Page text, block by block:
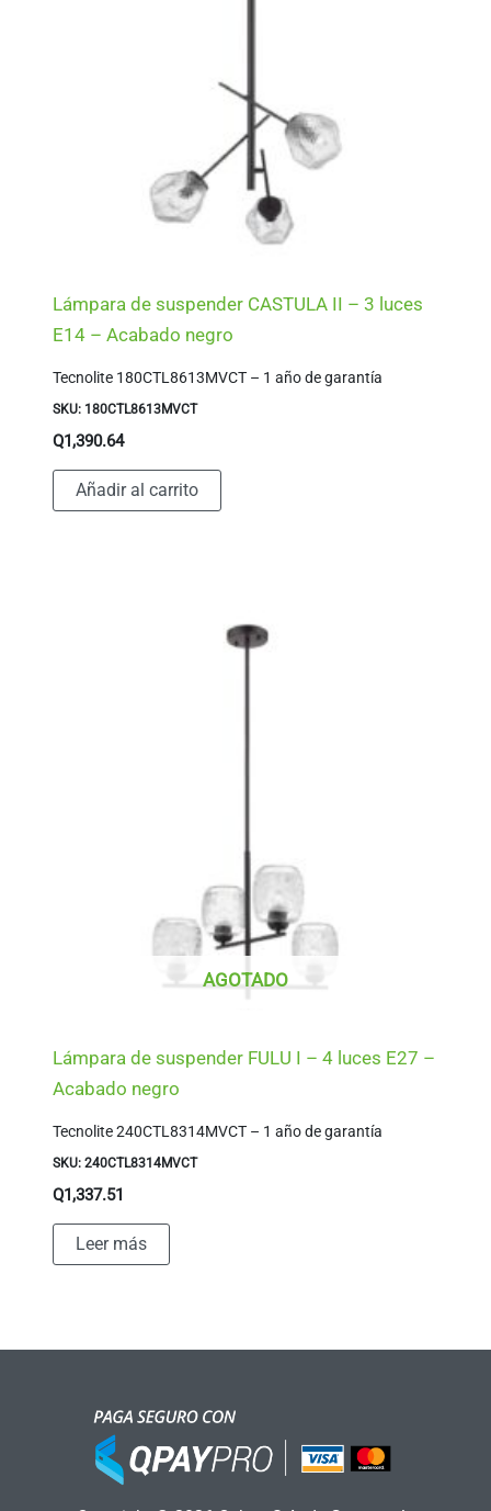
Lámpara de suspender CASTULA II – 3 luces
E14 – Acabado negro
Tecnolite 180CTL8613MVCT – 1 año de garantía
SKU: 180CTL8613MVCT
Q1,390.64
Añadir al carrito
AGOTADO
Lámpara de suspender FULU I – 4 luces E27 –
Acabado negro
Tecnolite 240CTL8314MVCT – 1 año de garantía
SKU: 240CTL8314MVCT
Q1,337.51
Leer más